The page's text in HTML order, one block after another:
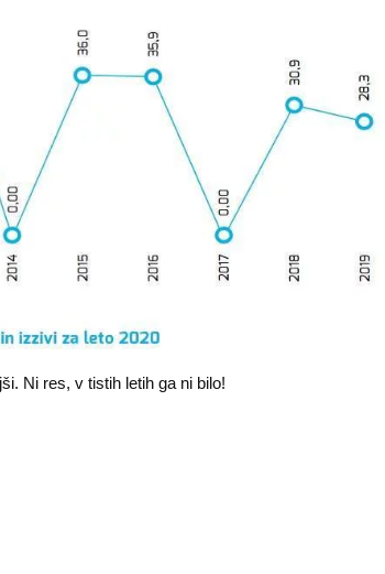
Ni res, v tistih letih ga ni bilo!